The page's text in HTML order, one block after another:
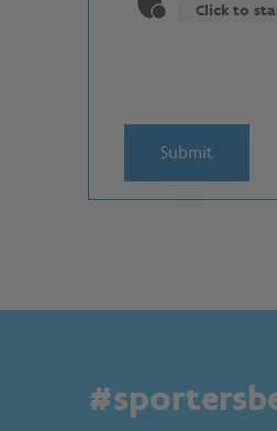
Click to